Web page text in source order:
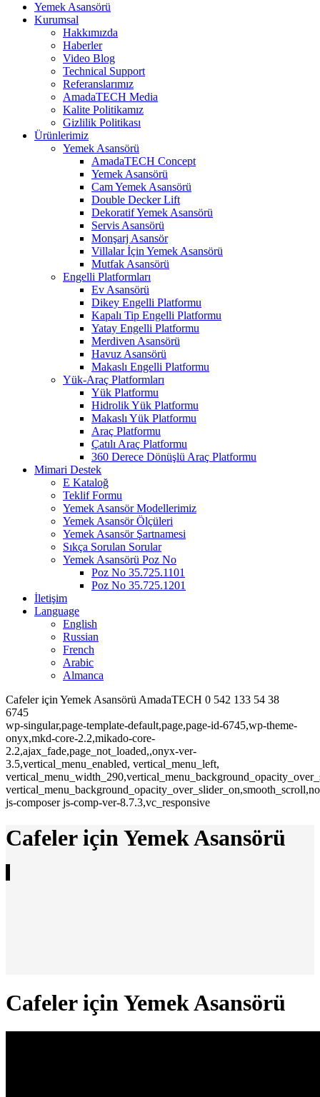
Yemek Asansörü
Kurumsal
Hakkımızda
Haberler
Video Blog
Technical Support
Referanslarımız
AmadaTECH Media
Kalite Politikamız
Gizlilik Politikası
Ürünlerimiz
Yemek Asansörü
AmadaTECH Concept
Yemek Asansörü
Cam Yemek Asansörü
Double Decker Lift
Dekoratif Yemek Asansörü
Servis Asansörü
Monşarj Asansör
Villalar İçin Yemek Asansörü
Mutfak Asansörü
Engelli Platformları
Ev Asansörü
Dikey Engelli Platformu
Kapalı Tip Engelli Platformu
Yatay Engelli Platformu
Merdiven Asansörü
Havuz Asansörü
Makaslı Engelli Platformu
Yük-Araç Platformları
Yük Platformu
Hidrolik Yük Platformu
Makaslı Yük Platformu
Araç Platformu
Çatılı Araç Platformu
360 Derece Dönüşlü Araç Platformu
Mimari Destek
E Kataloğ
Teklif Formu
Yemek Asansör Modellerimiz
Yemek Asansör Ölçüleri
Yemek Asansör Şartnamesi
Sıkça Sorulan Sorular
Yemek Asansörü Poz No
Poz No 35.725.1101
Poz No 35.725.1201
İletişim
Language
English
Russian
French
Arabic
Almanca
Cafeler için Yemek Asansörü AmadaTECH 0 542 133 54 38
6745
wp-singular,page-template-default,page,page-id-6745,wp-theme-
onyx,mkd-core-2.2,mikado-core-
2.2,ajax_fade,page_not_loaded,,onyx-ver-
3.5,vertical_menu_enabled, vertical_menu_left,
js-composer js-comp-ver-8.7.3,vc_responsive
Cafeler için Yemek Asansörü
Cafeler için Yemek Asansörü